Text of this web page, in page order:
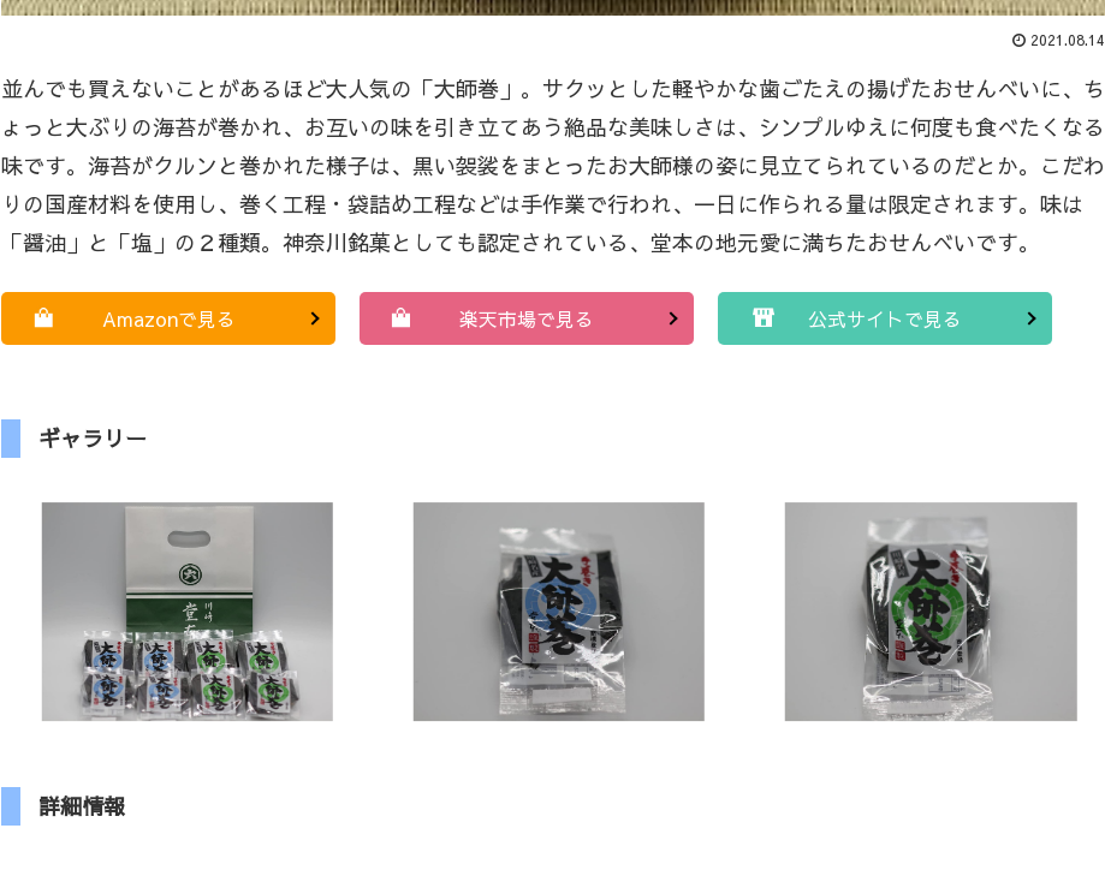
2021.08.14
並んでも買えないことがあるほど大人気の「大師巻」。サクッとした軽やかな歯ごたえの揚げたおせんべいに、ち
ょっと大ぶりの海苔が巻かれ、お互いの味を引き立てあう絶品な美味しさは、シンプルゆえに何度も食べたくなる
味です。海苔がクルンと巻かれた様子は、黒い袈裟をまとったお大師様の姿に見立てられているのだとか。こだわ
りの国産材料を使用し、巻く工程・袋詰め工程などは手作業で行われ、一日に作られる量は限定されます。味は
「醤油」と「塩」の２種類。神奈川銘菓としても認定されている、堂本の地元愛に満ちたおせんべいです。
Amazonで見る 楽天市場で見る 公式サイトで見る
ギャラリー
詳細情報